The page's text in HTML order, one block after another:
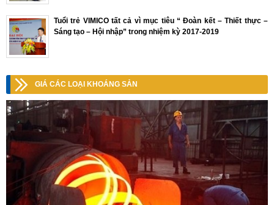
Tuổi trẻ VIMICO tất cả vì mục tiêu “ Đoàn kết – Thiết thực –
Sáng tạo – Hội nhập” trong nhiệm kỳ 2017-2019
GIÁ CÁC LOẠI KHOÁNG SẢN